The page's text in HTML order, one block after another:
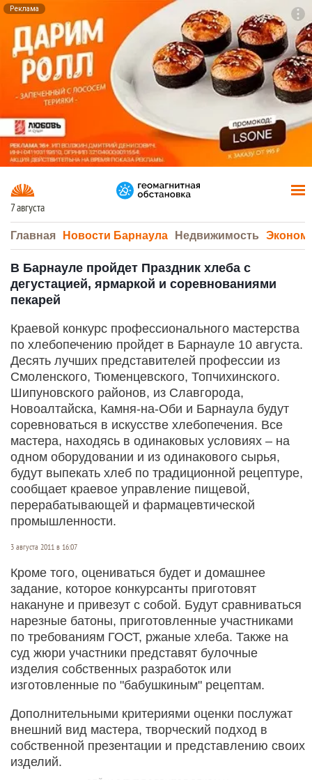
Реклама
7 августа
Главная Новости Барнаула Недвижимость
В Барнауле пройдет Праздник хлеба с
дегустацией, ярмаркой и соревнованиями
пекарей
Краевой конкурс профессионального мастерства
по хлебопечению пройдет в Барнауле 10 августа.
Десять лучших представителей профессии из
Смоленского, Тюменцевского, Топчихинского.
Шипуновского районов, из Славгорода,
Новоалтайска, Камня-на-Оби и Барнаула будут
соревноваться в искусстве хлебопечения. Все
мастера, находясь в одинаковых условиях – на
одном оборудовании и из одинакового сырья,
будут выпекать хлеб по традиционной рецептуре,
сообщает краевое управление пищевой,
перерабатывающей и фармацевтической
промышленности.
3 августа 2011 в 16:07
Кроме того, оцениваться будет и домашнее
задание, которое конкурсанты приготовят
накануне и привезут с собой. Будут сравниваться
нарезные батоны, приготовленные участниками
по требованиям ГОСТ, ржаные хлеба. Также на
суд жюри участники представят булочные
изделия собственных разработок или
изготовленные по "бабушкиным" рецептам.
Дополнительными критериями оценки послужат
внешний вид мастера, творческий подход в
собственной презентации и представлению своих
изделий.